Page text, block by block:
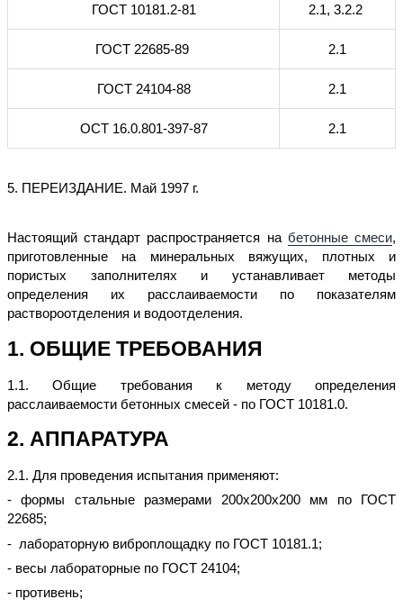
ГОСТ 10181.2-81 2.1, 3.2.2
ГОСТ 22685-89 2.1
ГОСТ 24104-88 2.1
ОСТ 16.0.801-397-87 2.1
5. ПЕРЕИЗДАНИЕ. Май 1997 г.
Настоящий стандарт распространяется на бетонные смеси,
приготовленные на минеральных вяжущих, плотных и
пористых заполнителях и устанавливает методы
определения их расслаиваемости по показателям
раствороотделения и водоотделения.
1. ОБЩИЕ ТРЕБОВАНИЯ
1.1. Общие требования к методу определения
расслаиваемости бетонных смесей - по ГОСТ 10181.0.
2. АППАРАТУРА
2.1. Для проведения испытания применяют:
- формы стальные размерами 200х200х200 мм по ГОСТ
22685;
- лабораторную виброплощадку по ГОСТ 10181.1;
- весы лабораторные по ГОСТ 24104;
- противень;